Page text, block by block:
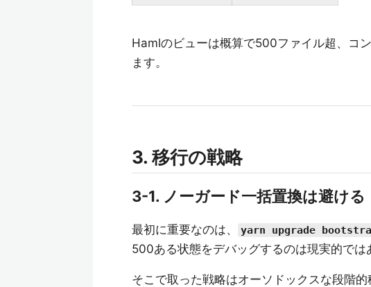
Hamlのビューは概算で500ファイル超、コ
ます。
3. 移行の戦略
3-1. ノーガード一括置換は避ける
最初に重要なのは、 yarn upgrade
500ある状態をデバッグするのは現実的では
そこで取った戦略はオーソドックスな段階的